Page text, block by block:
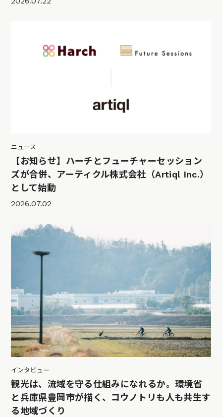
ニュース
【お知らせ】ハーチとフューチャーセッション
ズが合併、アーティクル株式会社（Artiql Inc.）
として始動
2026.07.02
インタビュー
観光は、流域を守る仕組みになれるか。環境省
と兵庫県豊岡市が描く、コウノトリも人も共生す
る地域づくり